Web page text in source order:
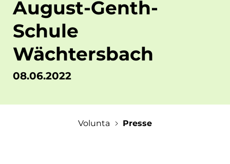
Checkliste
Erfahrungsberichte
Empfiehl dein FSJ
Freiwilligen-Wiki
Angebot
Checkliste
Auslandsdienste
Angebot
Checkliste
Auslands-Wiki
Volunteering
Volunta für...
Lehrkräfte & Berufsberatung
August-Genth-
Schule
Wächtersbach
08.06.2022
Volunta Presse